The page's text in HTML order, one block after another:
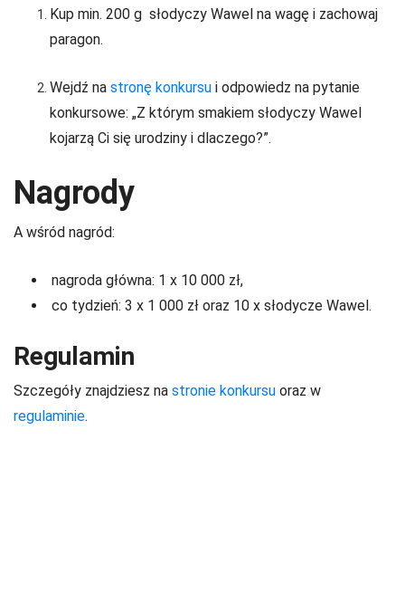
Kup min. 200 g słodyczy Wawel na wagę i zachowaj
paragon.
Wejdź na stronę konkursu i odpowiedz na pytanie
konkursowe: „Z którym smakiem słodyczy Wawel
kojarzą Ci się urodziny i dlaczego?”.
Nagrody
A wśród nagród:
nagroda główna: 1 x 10 000 zł,
co tydzień: 3 x 1 000 zł oraz 10 x słodycze Wawel.
Regulamin
Szczegóły znajdziesz na stronie konkursu oraz w
regulaminie.